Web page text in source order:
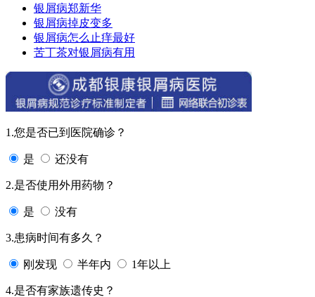
银屑病郑新华
银屑病掉皮变多
银屑病怎么止痒最好
苦丁茶对银屑病有用
1.您是否已到医院确诊？
是 还没有
2.是否使用外用药物？
是 没有
3.患病时间有多久？
刚发现 半年内 1年以上
4.是否有家族遗传史？